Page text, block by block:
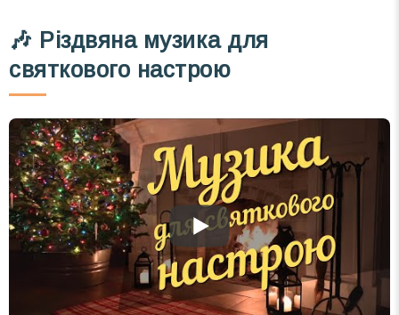
🎶 Різдвяна музика для
святкового настрою